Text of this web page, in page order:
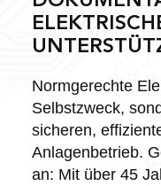
Normgerechte
Selbstzweck,
sicheren,
Anlagenbetrieb.
an: Mit über 45